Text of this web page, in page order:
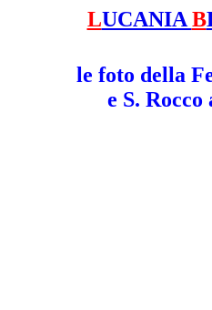
LUCANIA B
le foto della
e S.